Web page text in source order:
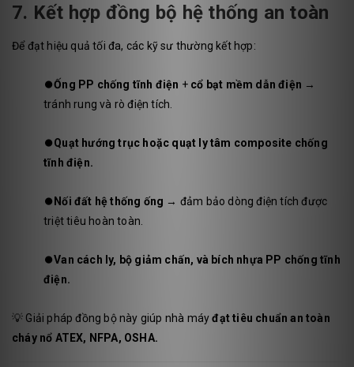
7. Kết hợp đồng bộ hệ thống an toàn
Để đạt hiệu quả tối đa, các kỹ sư thường kết hợp:
⏺️Ống PP chống tĩnh điện + cổ bạt mềm dẫn điện →
tránh rung và rò điện tích.
⏺️Quạt hướng trục hoặc quạt ly tâm composite chống
tĩnh điện.
⏺️ Nối đất hệ thống ống → đảm bảo dòng điện tích được
triệt tiêu hoàn toàn.
⏺️Van cách ly, bộ giảm chấn, và bích nhựa PP chống tĩnh
điện.
💡 Giải pháp đồng bộ này giúp nhà máyđạt tiêu chuẩn an toàn
cháy nổ ATEX, NFPA, OSHA.